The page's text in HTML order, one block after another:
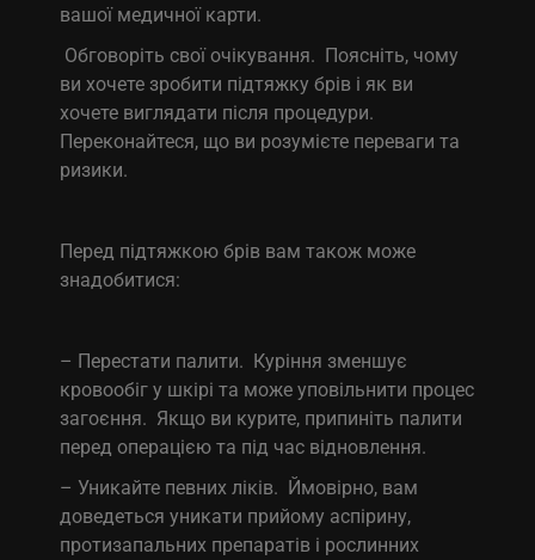
вашої медичної карти.
Обговоріть свої очікування. Поясніть, чому
ви хочете зробити підтяжку брів і як ви
хочете виглядати після процедури.
Переконайтеся, що ви розумієте переваги та
ризики.
Перед підтяжкою брів вам також може
знадобитися:
– Перестати палити. Куріння зменшує
кровообіг у шкірі та може уповільнити процес
загоєння. Якщо ви курите, припиніть палити
перед операцією та під час відновлення.
– Уникайте певних ліків. Ймовірно, вам
доведеться уникати прийому аспірину,
протизапальних препаратів і рослинних